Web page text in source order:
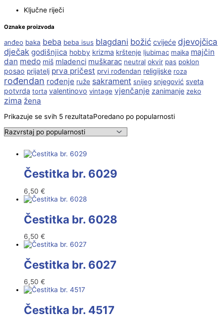
Ključne riječi
Oznake proizvoda
anđeo baka beba beba isus blagdani božić cvijeće djevojčica
dječak godišnjica hobby krizma krštenje ljubimac majka majčin
dan medo miš mladenci muškarac neutral okvir pas poklon
posao prijatelj prva pričest prvi rođendan religijske roza
rođendan rođenje ruže sakrament snijeg snjegović sveta
potvrda torta valentinovo vintage vjenčanje zanimanje zeko
zima žena
Prikazuje se svih 5 rezultataPoredano po popularnosti
Čestitka br. 6029
6,50 €
Čestitka br. 6028
6,50 €
Čestitka br. 6027
6,50 €
Čestitka br. 4517